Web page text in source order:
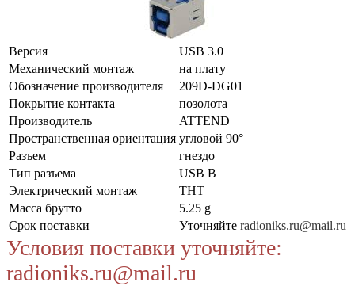
Версия
USB 3.0
Механический монтаж
на плату
Обозначение производителя
209D-DG01
Покрытие контакта
позолота
Производитель
ATTEND
Пространственная ориентация угловой 90°
Разъем
гнездо
Тип разъема
USB B
Электрический монтаж
THT
Масса брутто
5.25 g
Срок поставки
Уточняйте radioniks.ru@mail.ru
Условия поставки уточняйте:
radioniks.ru@mail.ru